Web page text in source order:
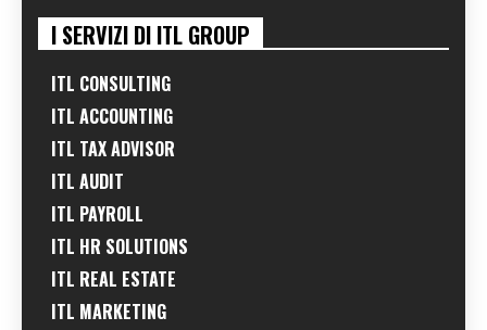
I SERVIZI DI ITL GROUP
ITL CONSULTING
ITL ACCOUNTING
ITL TAX ADVISOR
ITL AUDIT
ITL PAYROLL
ITL HR SOLUTIONS
ITL REAL ESTATE
ITL MARKETING